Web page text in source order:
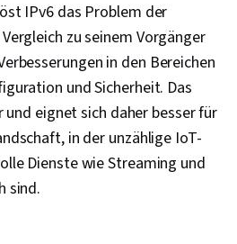
IPv6 das Problem der
zu seinem Vorgänger
in den Bereichen
und Sicherheit. Das
eignet sich daher besser für
in der unzählige IoT-
Dienste wie Streaming und
sind.